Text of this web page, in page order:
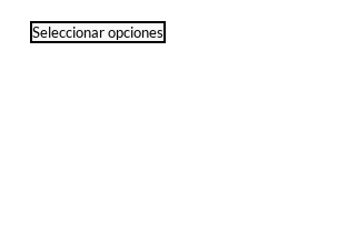
Seleccionar opciones